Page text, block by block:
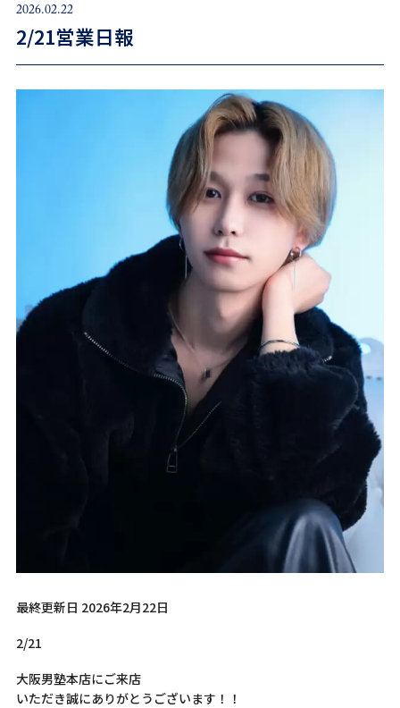
2026.02.22
2/21営業日報
最終更新日 2026年2月22日
2/21
大阪男塾本店にご来店
いただき誠にありがとうございます！！